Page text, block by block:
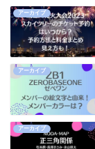
アーカイブ
アーカイブ
アーカイブ